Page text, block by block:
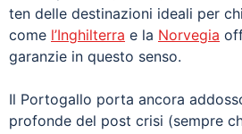
ten delle destinazioni ideali per
come l’Inghilterra e la Norvegia
garanzie in questo senso.
Il Portogallo porta ancora
profonde del post crisi (sempre